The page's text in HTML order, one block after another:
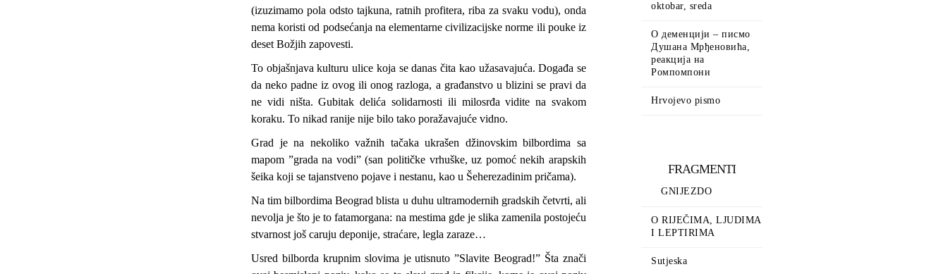
(izuzimamo pola odsto tajkuna, ratnih profitera, riba za svaku vodu), onda
nema koristi od podsećanja na elementarne civilizacijske norme ili pouke iz
deset Božjih zapovesti.
To objašnjava kulturu ulice koja se danas čita kao užasavajuća. Događa se
da neko padne iz ovog ili onog razloga, a građanstvo u blizini se pravi da
ne vidi ništa. Gubitak delića solidarnosti ili milosrđa vidite na svakom
koraku. To nikad ranije nije bilo tako poražavajuće vidno.
Grad je na nekoliko važnih tačaka ukrašen džinovskim bilbordima sa
mapom ”grada na vodi” (san političke vrhuške, uz pomoć nekih arapskih
šeika koji se tajanstveno pojave i nestanu, kao u Šeherezadinim pričama).
Na tim bilbordima Beograd blista u duhu ultramodernih gradskih četvrti, ali
nevolja je što je to fatamorgana: na mestima gde je slika zamenila postojeću
stvarnost još caruju deponije, straćare, legla zaraze…
Usred bilborda krupnim slovima je utisnuto ”Slavite Beograd!” Šta znači
oktobar, sreda
О деменцији – писмо
Душана Мрђеновића,
реакција на
Ромпомпони
Hrvojevo pismo
FRAGMENTI
GNIJEZDO
O RIJEČIMA, LJUDIMA
I LEPTIRIMA
Sutjeska